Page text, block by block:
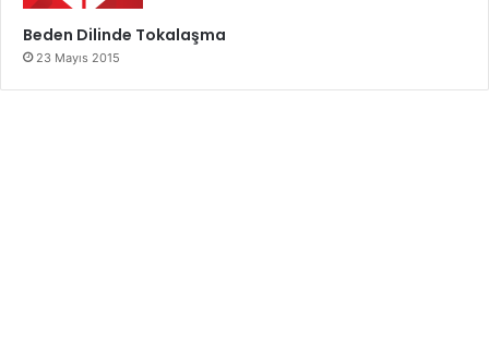
Beden Dilinde Tokalaşma
23 Mayıs 2015